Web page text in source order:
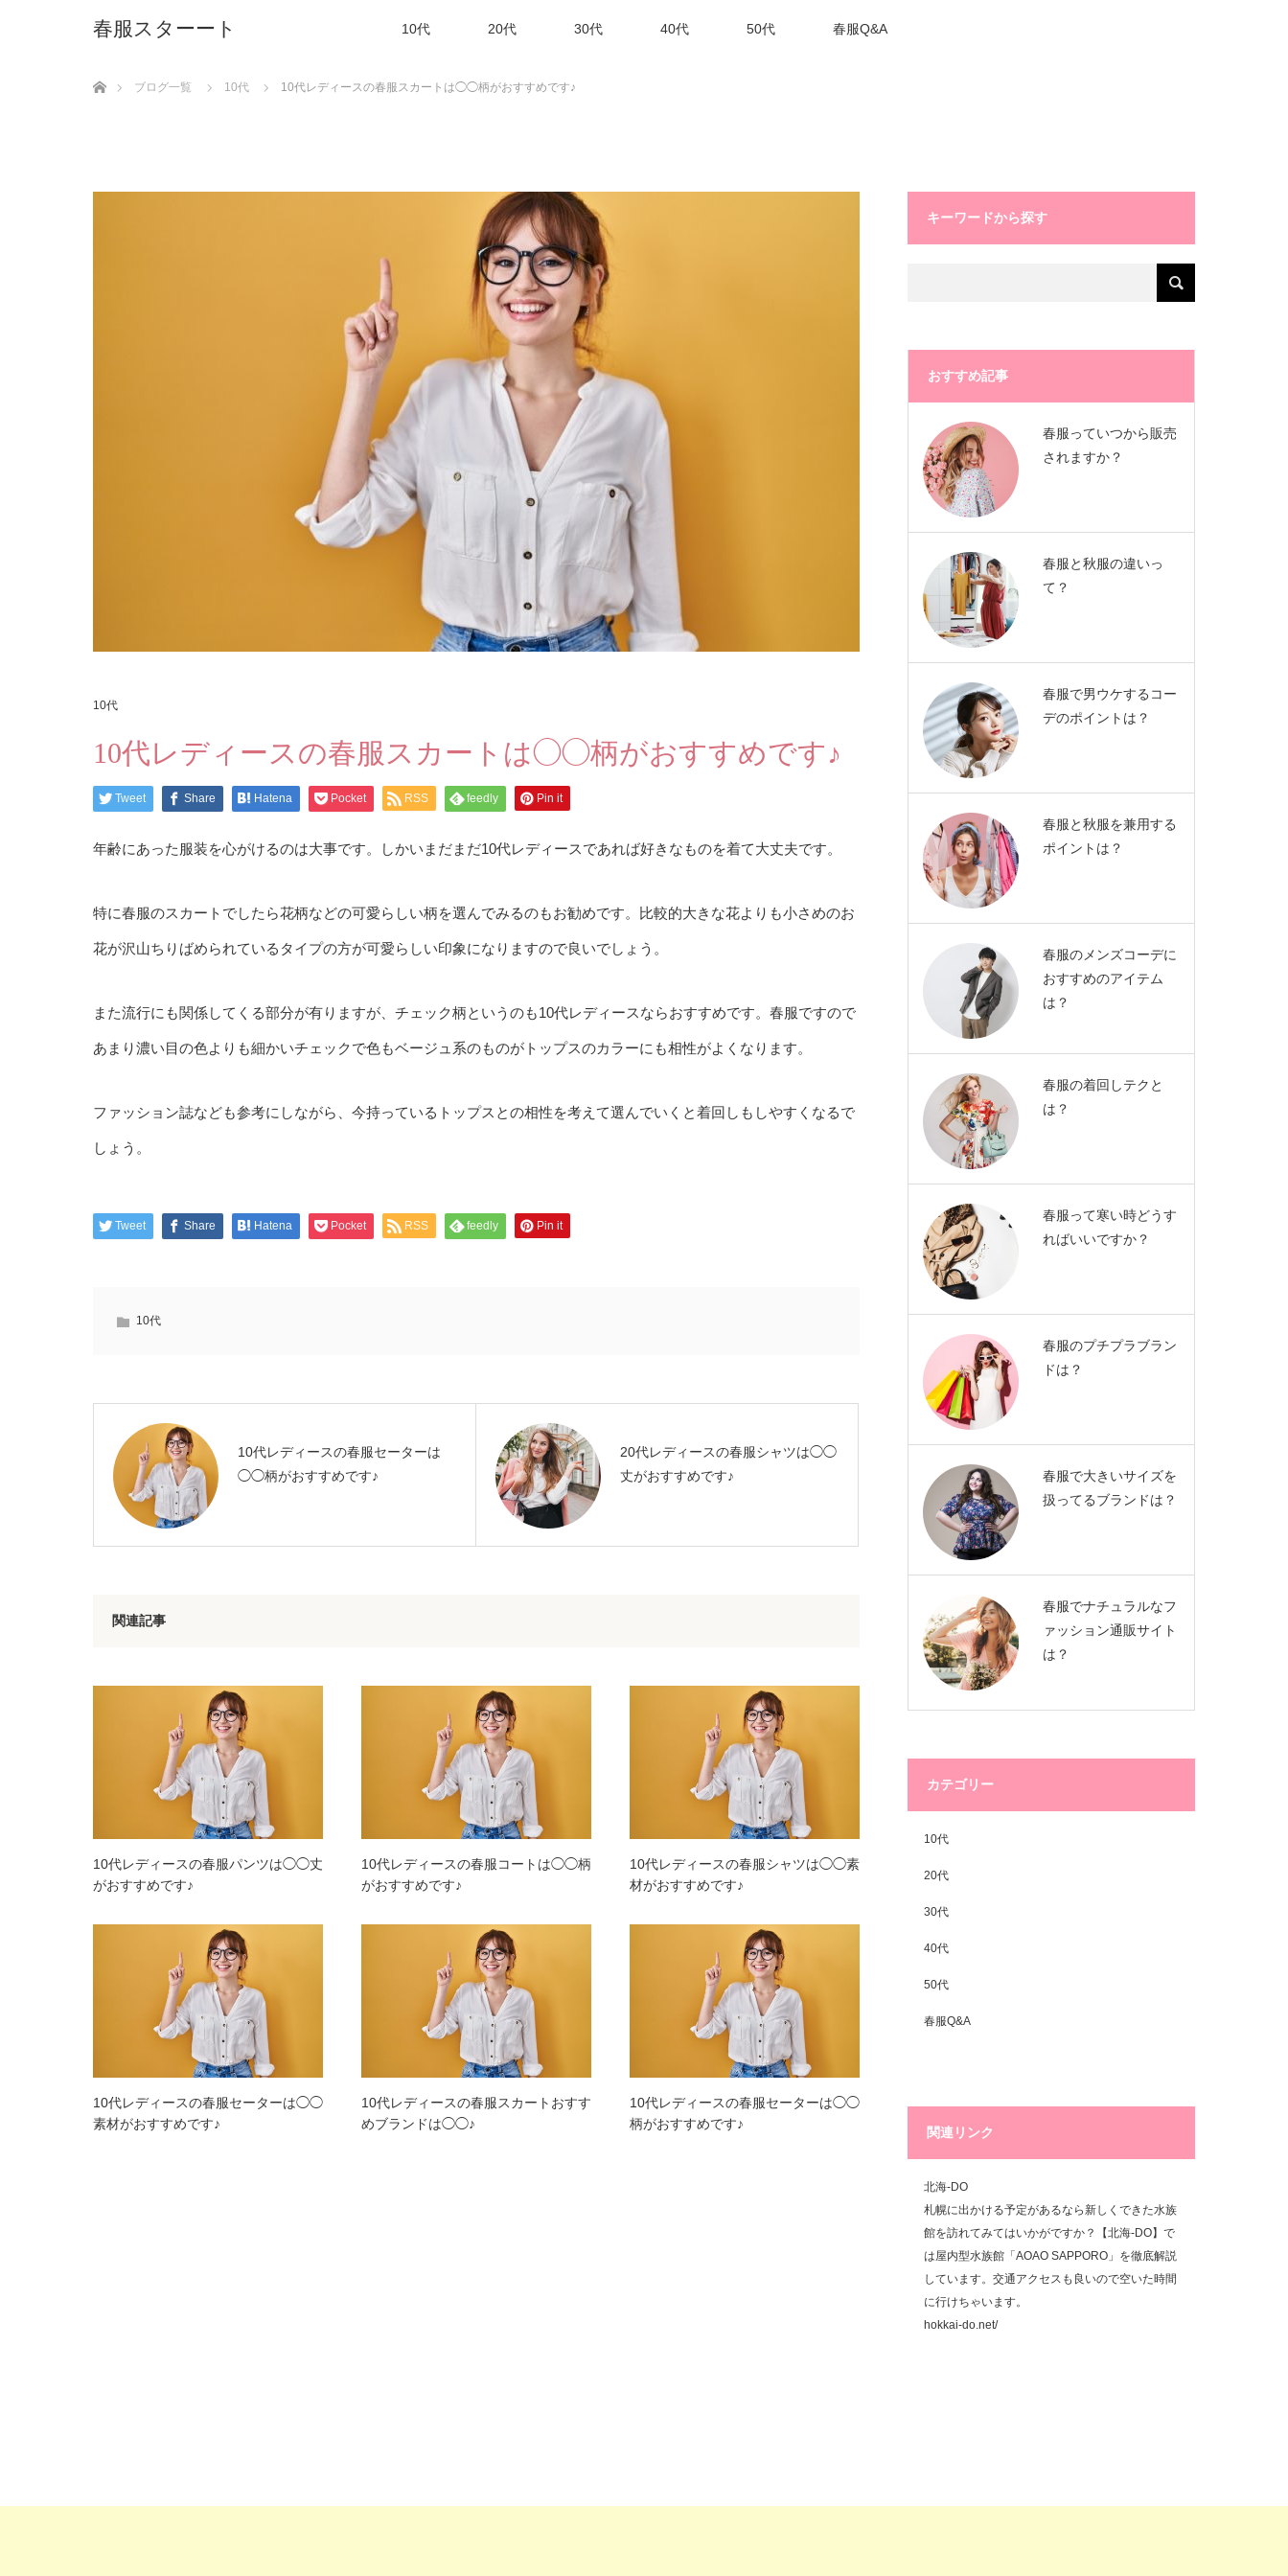
春服スターート 10代 20代 30代 40代 50代 春服Q&A
ブログ一覧
10代 10代レディースの春服スカートは◯◯柄がおすすめです♪
10代
10代レディースの春服スカートは◯◯柄がおすすめです♪
Tweet Share Hatena Pocket RSS feedly Pin it
年齢にあった服装を心がけるのは大事です。しかいまだまだ10代レディースであれば好きなものを着て大丈夫です。
特に春服のスカートでしたら花柄などの可愛らしい柄を選んでみるのもお勧めです。比較的大きな花よりも小さめのお
花が沢山ちりばめられているタイプの方が可愛らしい印象になりますので良いでしょう。
また流行にも関係してくる部分が有りますが、チェック柄というのも10代レディースならおすすめです。春服ですので
あまり濃い目の色よりも細かいチェックで色もベージュ系のものがトップスのカラーにも相性がよくなります。
ファッション誌なども参考にしながら、今持っているトップスとの相性を考えて選んでいくと着回しもしやすくなるで
しょう。
Tweet Share Hatena Pocket RSS feedly Pin it
10代
10代レディースの春服セーターは
◯◯柄がおすすめです♪
20代レディースの春服シャツは◯◯
丈がおすすめです♪
関連記事
10代レディースの春服パンツは◯◯丈
がおすすめです♪
10代レディースの春服コートは◯◯柄
がおすすめです♪
10代レディースの春服シャツは◯◯素
材がおすすめです♪
10代レディースの春服セーターは◯◯
素材がおすすめです♪
10代レディースの春服スカートおすす
めブランドは◯◯♪
10代レディースの春服セーターは◯◯
柄がおすすめです♪
キーワードから探す
おすすめ記事
春服っていつから販売
されますか？
春服と秋服の違いっ
て？
春服で男ウケするコー
デのポイントは？
春服と秋服を兼用する
ポイントは？
春服のメンズコーデに
おすすめのアイテム
は？
春服の着回しテクと
は？
春服って寒い時どうす
ればいいですか？
春服のプチプラブラン
ドは？
春服で大きいサイズを
扱ってるブランドは？
春服でナチュラルなフ
ァッション通販サイト
は？
カテゴリー
10代
20代
30代
40代
50代
春服Q&A
関連リンク
北海-DO
札幌に出かける予定があるなら新しくできた水族
館を訪れてみてはいかがですか？【北海-DO】で
は屋内型水族館「AOAO SAPPORO」を徹底解説
しています。交通アクセスも良いので空いた時間
に行けちゃいます。
hokkai-do.net/